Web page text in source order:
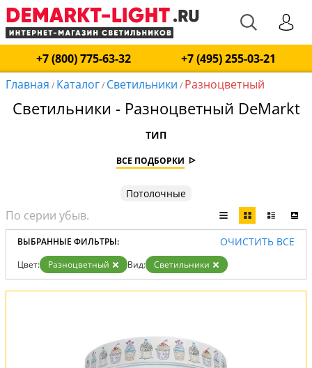
+7 (800) 775-63-32
+7 (495) 255-03-21
Главная / Каталог/ Светильники / Разноцветный
Светильники - Разноцветный DeMarkt
ТИП
ВСЕ ПОДБОРКИ
Потолочные
ВЫБРАННЫЕ ФИЛЬТРЫ: ОЧИСТИТЬ ВСЕ
Цвет: Разноцветный Вид: Светильники